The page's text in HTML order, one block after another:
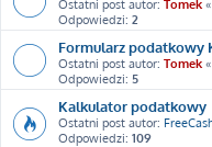
Ostatni post autor: Tomek «
Odpowiedzi: 2
Formularz podatkowy
Ostatni post autor: Tomek «
Odpowiedzi: 5
Kalkulator podatkowy
Ostatni post autor:
Odpowiedzi: 109